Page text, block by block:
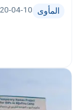
المأوى 04-10